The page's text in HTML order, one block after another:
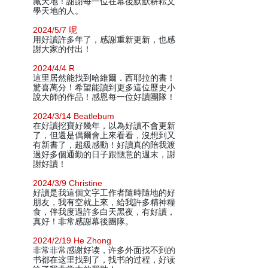
學天地的人。
2024/5/7 呢
用好讀許多年了，感謝重新更新，也感
謝大家的付出！
2024/4/4 R
這里居然能找到哈維爾．西耶拉的書！
驚喜萬分！希望能讀到更多這位歷史小
說大師的作品！感恩每一位好讀團隊！
2024/3/14 Beatlebum
在好讀挖寶好幾年，以為好讀不會更新
了，但還是偶爾會上來看看，沒想到又
有新書了，超級感動！好讀真的陪我渡
過好多個通勤的日子跟愜意的週末，謝
謝好讀！
2024/3/9 Christine
好讀是我這個文字工作者隨時隨地的好
朋友，我有空就上來，給我許多精神糧
食，伴我度過許多白天黑夜，有好讀，
真好！非常感謝幕後團隊。
2024/2/19 He Zhong
非常非常感谢好读，许多外面找不到的
书都在这里找到了，找书的过程，好读